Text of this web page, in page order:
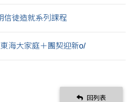
信徒造就系列課程
海大家庭＋團契迎新o/
回列表